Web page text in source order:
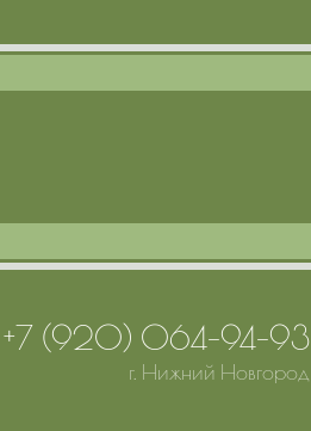
+7 (920) 064-94-93
г. Нижний Новгород